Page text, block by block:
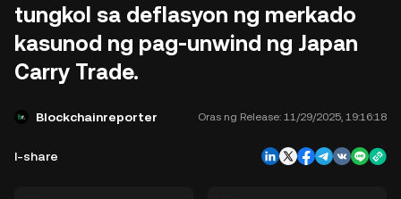
tungkol sa deflasyon ng merkado
kasunod ng pag-unwind ng Japan
Carry Trade.
Blockchainreporter Oras ng Release: 11/29/2025, 19:16:18
I-share